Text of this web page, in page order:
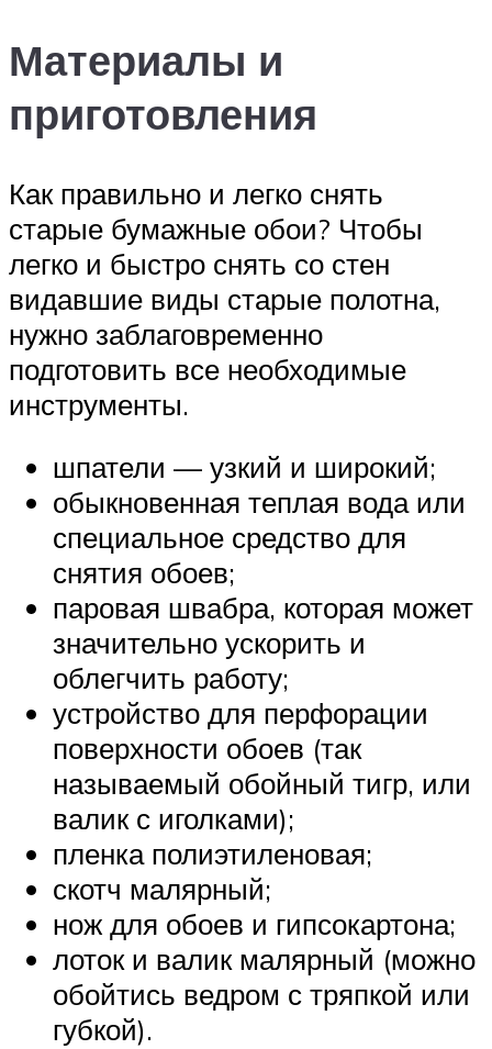
Материалы и
приготовления
Как правильно и легко снять
старые бумажные обои? Чтобы
легко и быстро снять со стен
видавшие виды старые полотна,
нужно заблаговременно
подготовить все необходимые
инструменты.
шпатели — узкий и широкий;
обыкновенная теплая вода или
специальное средство для
снятия обоев;
паровая швабра, которая может
значительно ускорить и
облегчить работу;
устройство для перфорации
поверхности обоев (так
называемый обойный тигр, или
валик с иголками);
пленка полиэтиленовая;
скотч малярный;
нож для обоев и гипсокартона;
лоток и валик малярный (можно
обойтись ведром с тряпкой или
губкой).